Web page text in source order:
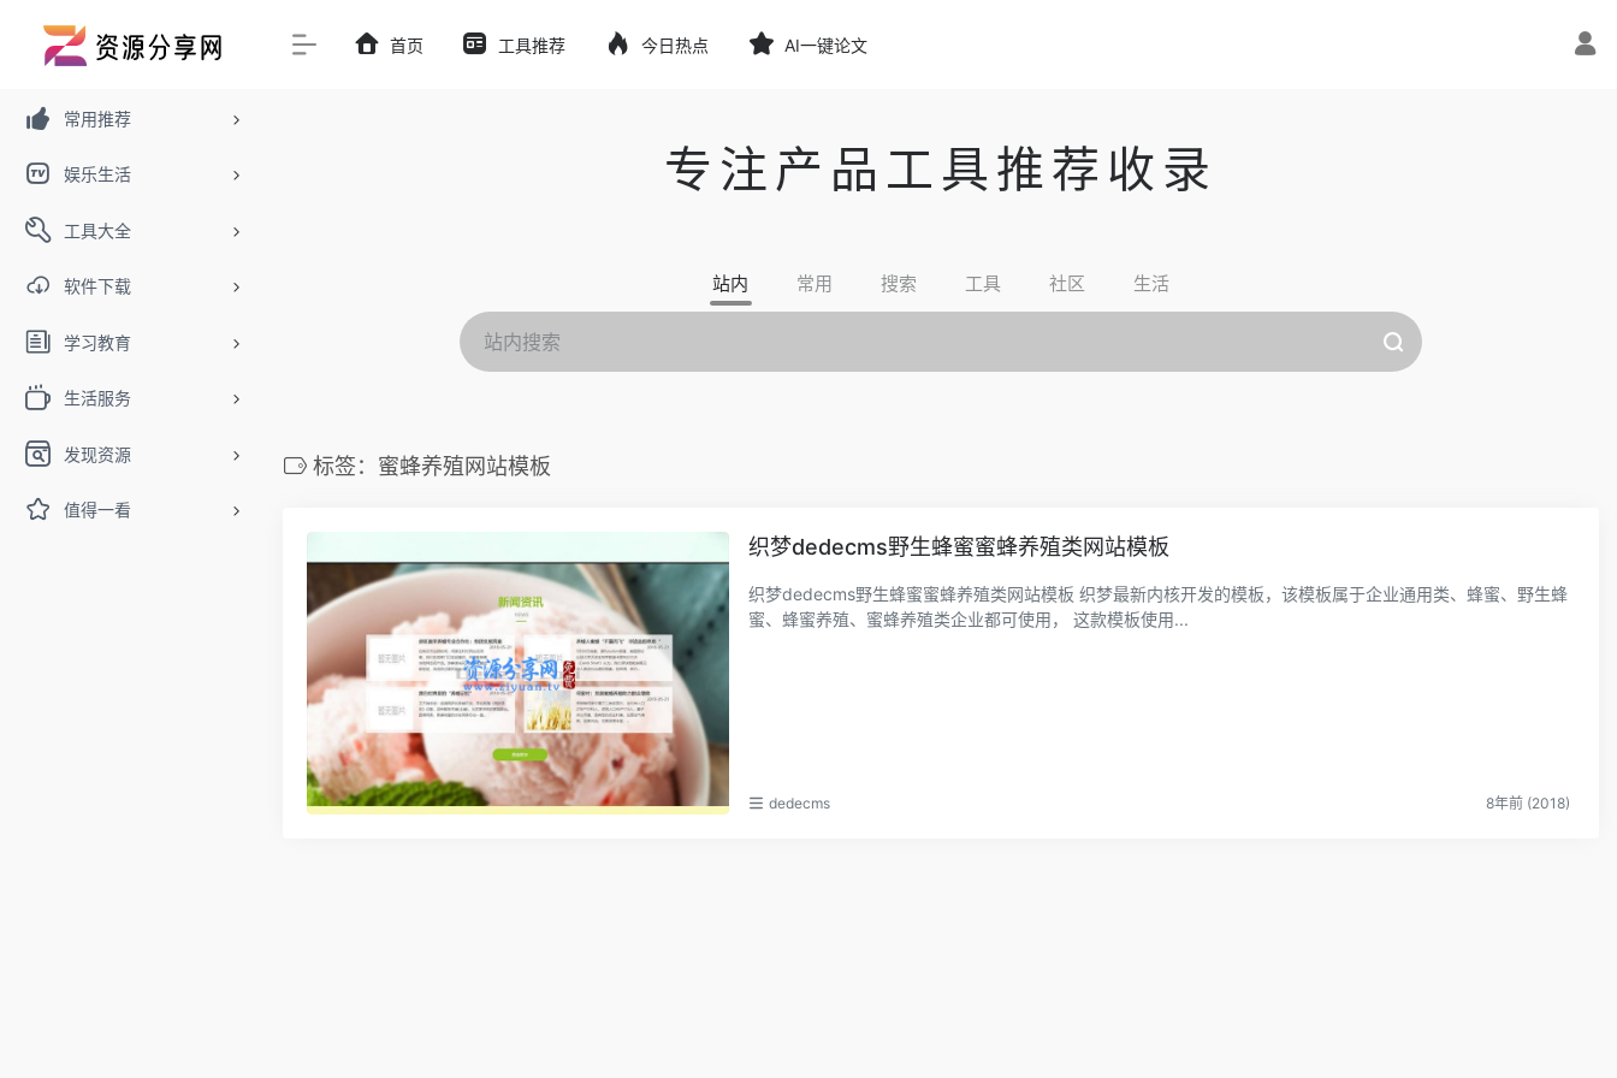
常用推荐
娱乐生活
工具大全
软件下载
学习教育
生活服务
发现资源
值得一看
首页 工具推荐 今日热点 AI一键论文
专注产品工具推荐收录
站内 常用 搜索 工具 社区 生活
标签：蜜蜂养殖网站模板
织梦dedecms野生蜂蜜蜜蜂养殖类网站模板
织梦dedecms野生蜂蜜蜜蜂养殖类网站模板 织梦最新内核开发的模板，该模板属于企业通用类、蜂蜜、野生蜂
蜜、蜂蜜养殖、蜜蜂养殖类企业都可使用， 这款模板使用...
dedecms 8年前 (2018)